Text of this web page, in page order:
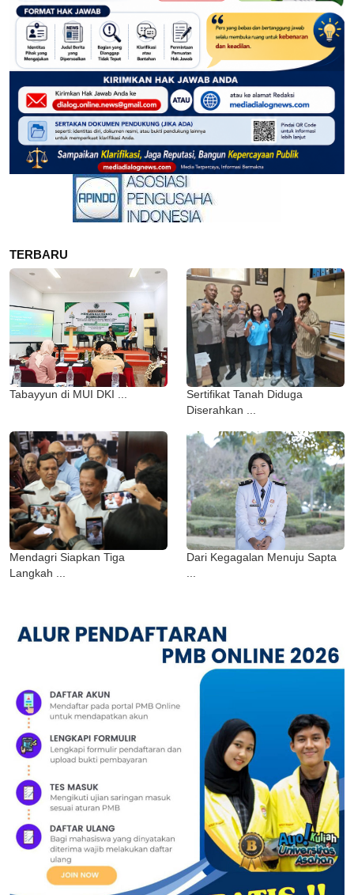
TERBARU
Tabayyun di MUI DKI ...
Sertifikat Tanah Diduga
Diserahkan ...
Mendagri Siapkan Tiga
Langkah ...
Dari Kegagalan Menuju Sapta
...